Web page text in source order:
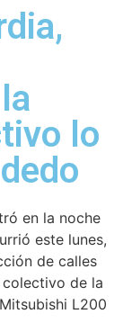
lo
en la noche
este lunes,
de calles
de la
L200